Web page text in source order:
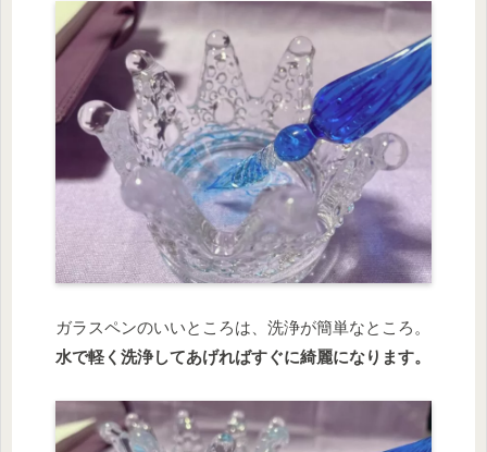
ガラスペンのいいところは、洗浄が簡単なところ。
水で軽く洗浄してあげればすぐに綺麗になります。